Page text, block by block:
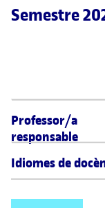
Semestre
Professor/a
responsable
Idiomes de